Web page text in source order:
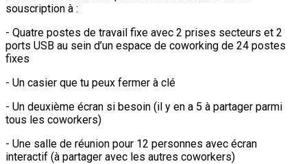
souscription à :
- Quatre postes de travail fixe avec 2 prises secteurs et 2
ports USB au sein d’un espace de coworking de 24 postes
fixes
- Un casier que tu peux fermer à clé
- Un deuxième écran si besoin (il y en a 5 à partager parmi
tous les coworkers)
- Une salle de réunion pour 12 personnes avec écran
interactif (à partager avec les autres coworkers)